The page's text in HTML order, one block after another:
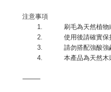
注意事項
1.
刷毛為天然植物
2.
使用後請確實保
3.
請勿搭配強酸強
4.
本產品為天然木
⸻